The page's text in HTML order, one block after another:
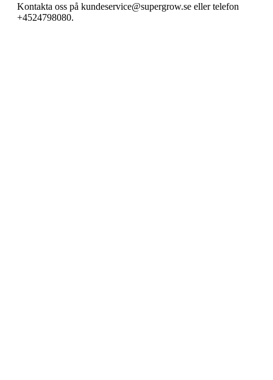
Kontakta oss på kundeservice@supergrow.se eller telefon
+4524798080.